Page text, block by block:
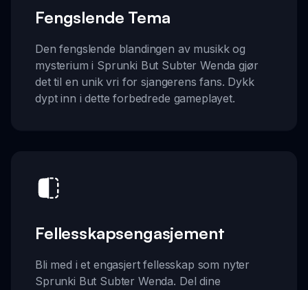
Fengslende Tema
Den fengslende blandingen av musikk og
mysterium i Sprunki But Subter Wenda gjør
det til en unik vri for sjangerens fans. Dykk
dypt inn i dette forbedrede gameplayet.
Fellesskapsengasjement
Bli med i et engasjert fellesskap som nyter
Sprunki But Subter Wenda. Del dine